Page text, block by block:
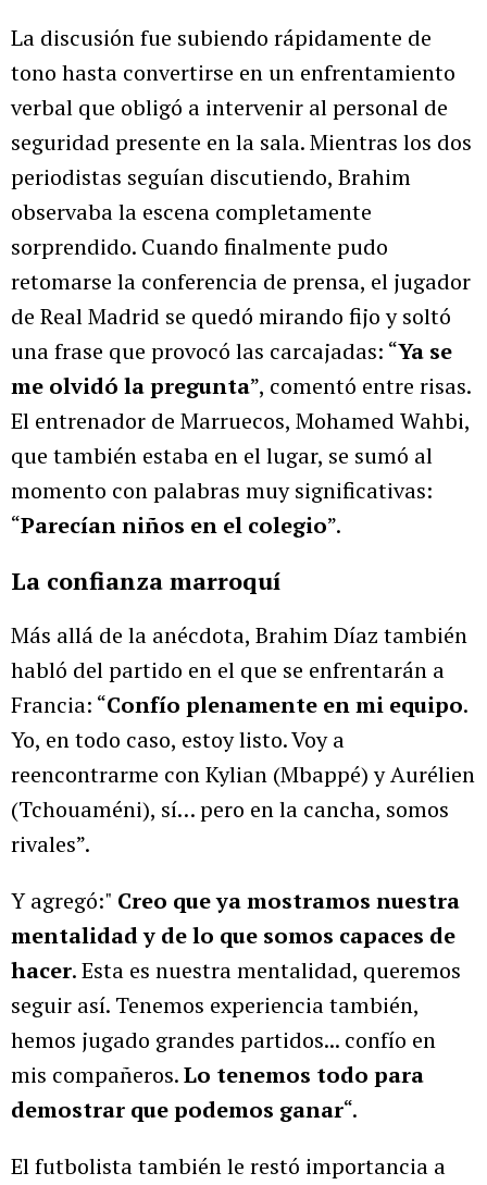
La discusión fue subiendo rápidamente de
tono hasta convertirse en un enfrentamiento
verbal que obligó a intervenir al personal de
seguridad presente en la sala. Mientras los dos
periodistas seguían discutiendo, Brahim
observaba la escena completamente
sorprendido. Cuando finalmente pudo
retomarse la conferencia de prensa, el jugador
de Real Madrid se quedó mirando fijo y soltó
una frase que provocó las carcajadas: “Ya se
me olvidó la pregunta”, comentó entre risas.
El entrenador de Marruecos, Mohamed Wahbi,
que también estaba en el lugar, se sumó al
momento con palabras muy significativas:
“Parecían niños en el colegio”.
La confianza marroquí
Más allá de la anécdota, Brahim Díaz también
habló del partido en el que se enfrentarán a
Francia: “Confío plenamente en mi equipo.
Yo, en todo caso, estoy listo. Voy a
reencontrarme con Kylian (Mbappé) y Aurélien
(Tchouaméni), sí… pero en la cancha, somos
rivales”.
Y agregó:" Creo que ya mostramos nuestra
mentalidad y de lo que somos capaces de
hacer. Esta es nuestra mentalidad, queremos
seguir así. Tenemos experiencia también,
hemos jugado grandes partidos... confío en
mis compañeros.Lo tenemos todo para
demostrar que podemos ganar“.
El futbolista también le restó importancia a